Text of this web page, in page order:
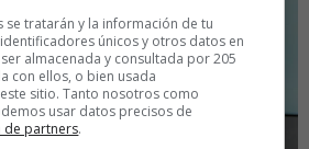
se tratarán y la información de tu
únicos y otros datos en
almacenada y consultada por 205
con ellos, o bien usada
sitio. Tanto nosotros como
usar datos precisos de
de partners.